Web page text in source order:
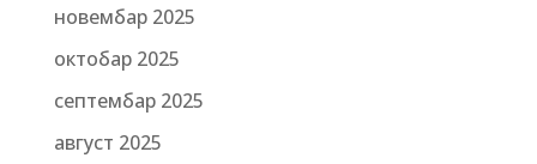
новембар 2025
октобар 2025
септембар 2025
август 2025